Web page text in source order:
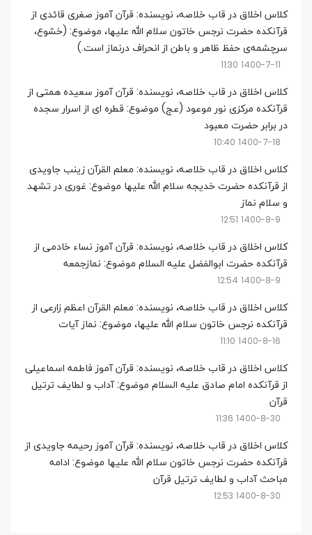
کلاس اخلاق در قاب خلاصه، نویسنده: قرآن آموز صغری قائدی از
قرآنکده حضرت نرجس خاتون سلام الله علیها، موضوع: (خشوع،
سرچشمه‌ی حفظ ظاهر و باطن از انحراف درنماز است.)
1400-7-11 11:30
کلاس اخلاق در قاب خلاصه، نویسنده: قرآن آموز سعیده همتی از
قرآنکده مرکزی نور موعود (عج) موضوع: قطره ای از اسرار سجده
در برابر حضرت معبود
1400-7-18 10:40
کلاس اخلاق در قاب خلاصه، نویسنده: معلم القرآن زینب جاویدی
از قرآنکده حضرت خدیجه سلام الله علیها موضوع: غوری در تشهد
و سلام نماز
1400-8-9 12:51
کلاس اخلاق در قاب خلاصه، نویسنده: قرآن آموز نساء خادمی از
قرآنکده حضرت ابوالفضل علیه السلام موضوع: نمازجمعه
1400-8-9 12:54
کلاس اخلاق در قاب خلاصه، نویسنده: معلم القرآن اعظم زارعی از
قرآنکده نرجس خاتون سلام الله علیها، موضوع: نماز آیات
1400-8-16 11:10
کلاس اخلاق در قاب خلاصه، نویسنده: قرآن آموز فاطمه اسماعیلی
از قرآنکده امام صادق علیه السلام موضوع: آداب و لطایف ترتیل
قرآن
1400-8-30 11:36
کلاس اخلاق در قاب خلاصه، نویسنده: قرآن آموز رحیمه جاویدی از
قرآنکده حضرت نرجس خاتون سلام الله علیها موضوع: ادامه
مباحث آداب و لطایف ترتیل قرآن
1400-8-30 12:53